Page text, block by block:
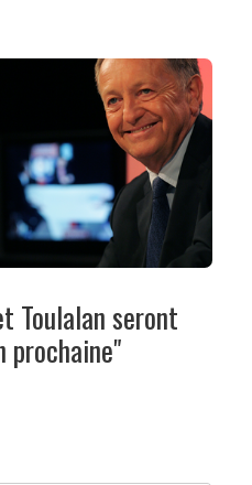
Toulalan seront
prochaine"